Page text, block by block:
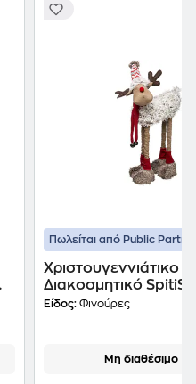
Πωλείται από Public
Χριστουγεννιάτικο
Διακοσμητικό
Reindeer
Είδος: Φιγούρες
Μη διαθέσιμο